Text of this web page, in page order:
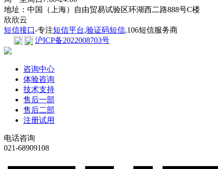
地址：中国（上海）自由贸易试验区环湖西二路888号C楼
欣欣云
短信接口-专注短信平台,验证码短信,106短信服务商
沪ICP备2022008703号
咨询中心
体验咨询
技术支持
售后一部
售后二部
注册试用
电话咨询
021-68909108